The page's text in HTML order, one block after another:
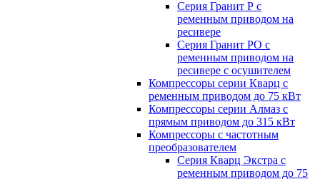
Серия Гранит Р с
ременным приводом на
ресивере
Серия Гранит РО с
ременным приводом на
ресивере с осушителем
Компрессоры серии Кварц с
ременным приводом до 75 кВт
Компрессоры серии Алмаз с
прямым приводом до 315 кВт
Компрессоры с частотным
преобразователем
Серия Кварц Экстра с
ременным приводом до 75